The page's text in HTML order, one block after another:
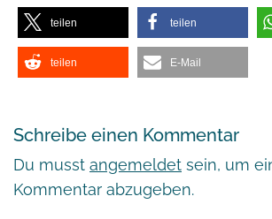
teilen teilen
teilen E-Mail
Schreibe einen Kommentar
Du musst angemeldet sein, um
Kommentar abzugeben.